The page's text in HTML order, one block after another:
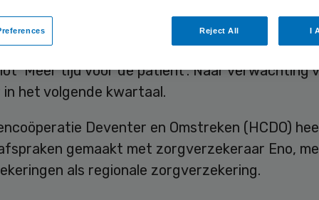
in en rond Deventer gaan meer tijd
Deze maand zijn 22 huisartsenpraktijken
‘Meer tijd voor de patiënt’. Naar verwachting
in het volgende kwartaal.
Deventer en Omstreken (HCDO)
gemaakt met zorgverzekeraar Eno,
als regionale zorgverzekering.
Reject All I